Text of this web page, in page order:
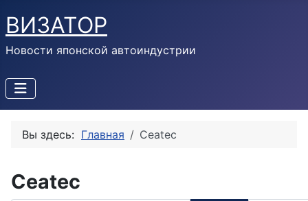
ВИЗАТОР
Новости японской автоиндустрии
Вы здесь: Главная Ceatec
Ceatec